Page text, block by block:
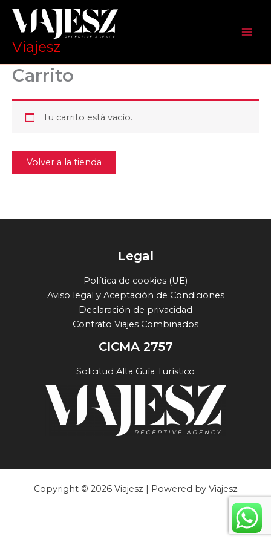
contenido
Viajesz
Carrito
Tu carrito está vacío.
Volver a la tienda
Legal
Política de cookies (UE)
Aviso legal y Aceptación de Condiciones
Declaración de privacidad
Contrato Viajes Combinados
CICMA 2757
Solicitud Alta Guía Turístico
Copyright © 2026 Viajesz | Powered by Viajesz